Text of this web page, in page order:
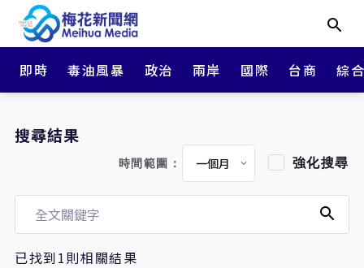
即時 毒油風暴 政治 兩岸 國際 台商 綜
搜尋結果
時間範圍： 強化搜尋
已找到1則相關結果